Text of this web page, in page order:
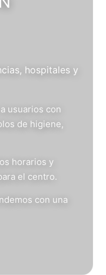
hospitales y
usuarios con
de higiene,
horarios y
el centro.
con una